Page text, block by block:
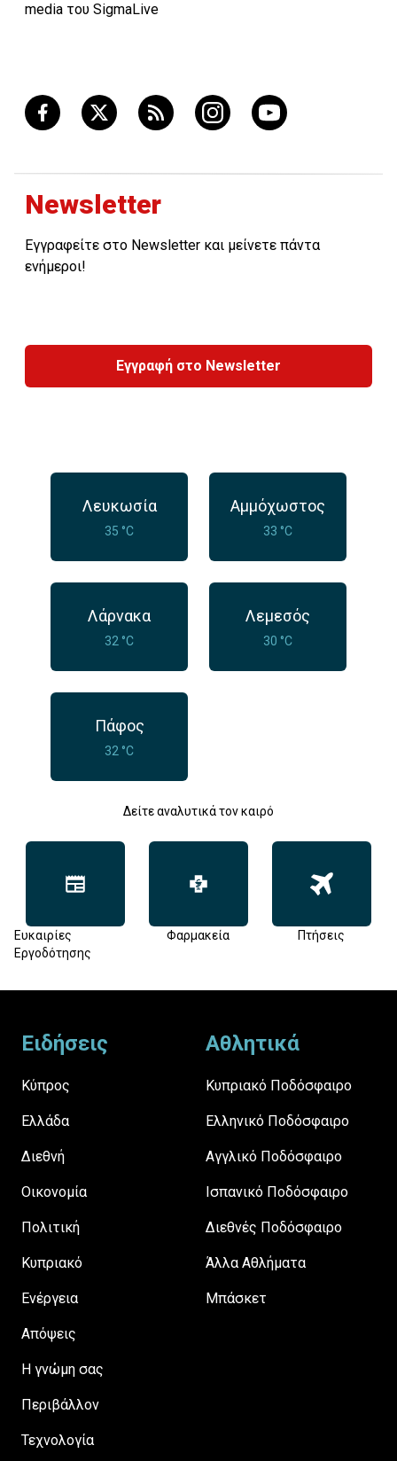
mail:events@imhbusiness.com,
media του SigmaLive
Newsletter
Εγγραφείτε στο Newsletter και μείνετε πάντα
ενήμεροι!
Εγγραφή στο Newsletter
Λευκωσία
35 °C
Αμμόχωστος
33 °C
Λάρνακα
32 °C
Λεμεσός
30 °C
Πάφος
32 °C
Δείτε αναλυτικά τον καιρό
Ευκαιρίες
Εργοδότησης
Φαρμακεία Πτήσεις
Ειδήσεις
Κύπρος
Ελλάδα
Διεθνή
Οικονομία
Πολιτική
Κυπριακό
Ενέργεια
Απόψεις
H γνώμη σας
Περιβάλλον
Τεχνολογία
Αθλητικά
Κυπριακό Ποδόσφαιρο
Ελληνικό Ποδόσφαιρο
Αγγλικό Ποδόσφαιρο
Ισπανικό Ποδόσφαιρο
Διεθνές Ποδόσφαιρο
Άλλα Αθλήματα
Μπάσκετ